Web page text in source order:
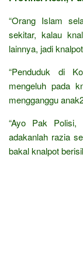
“Orang Islam
sekitar, kalau
lainnya, jadi
“Penduduk di
mengeluh pada
mengganggu
“Ayo Pak Polisi,
adakanlah razia
bakal knalpot